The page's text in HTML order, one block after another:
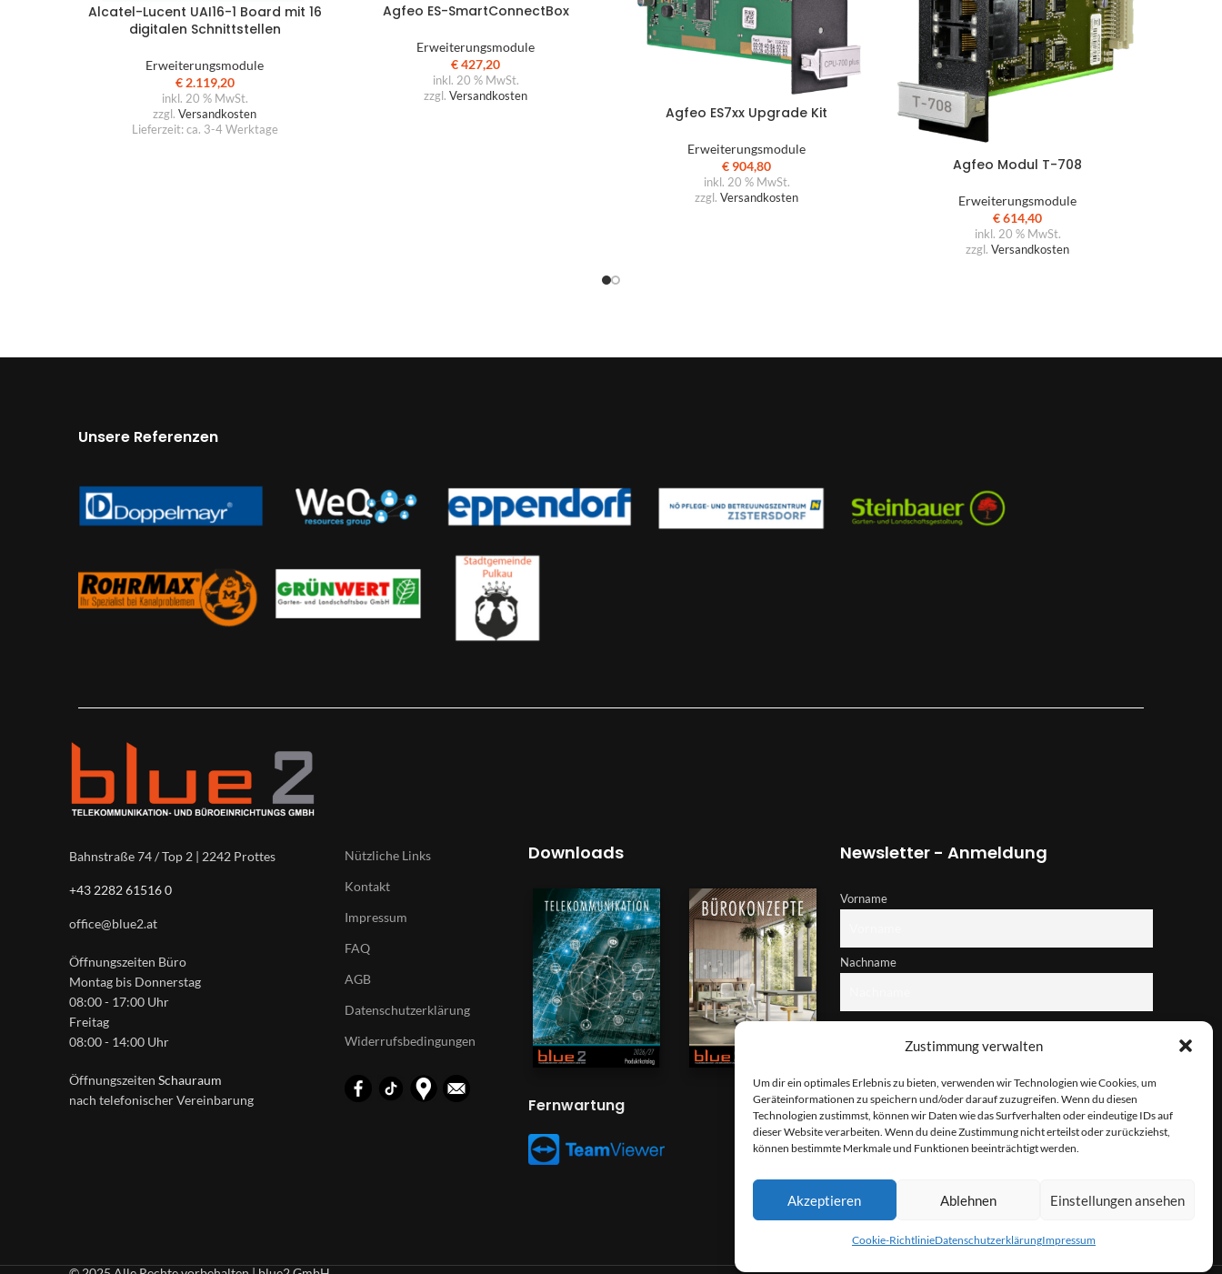
Zustimmung verwalten
Um dir ein optimales Erlebnis zu bieten, verwenden wir Technologien wie Cookies, um
Geräteinformationen zu speichern und/oder darauf zuzugreifen. Wenn du diesen
Technologien zustimmst, können wir Daten wie das Surfverhalten oder eindeutige IDs auf
dieser Website verarbeiten. Wenn du deine Zustimmung nicht erteilst oder zurückziehst,
können bestimmte Merkmale und Funktionen beeinträchtigt werden.
Akzeptieren Ablehnen Einstellungen ansehen
Cookie-RichtlinieDatenschutzerklärungImpressum
Alcatel-Lucent UAI16-1 Board mit 16
digitalen Schnittstellen
Erweiterungsmodule
€2.119,20
inkl. 20 % MwSt.
zzgl. Versandkosten
Lieferzeit: ca. 3-4 Werktage
Agfeo ES-SmartConnectBox
Erweiterungsmodule
€427,20
inkl. 20 % MwSt.
zzgl. Versandkosten
Agfeo ES7xx Upgrade Kit
Erweiterungsmodule
€ 904,80
inkl. 20 % MwSt.
zzgl. Versandkosten
Agfeo Modul T-708
Erweiterungsmodule
€614,40
inkl. 20 % MwSt.
zzgl. Versandkosten
Unsere Referenzen
Bahnstraße 74 / Top 2 | 2242 Prottes
+43 2282 61516 0
office@blue2.at
Öffnungszeiten Büro
Montag bis Donnerstag
08:00 - 17:00 Uhr
Freitag
08:00 - 14:00 Uhr
Öffnungszeiten Schauraum
nach telefonischer Vereinbarung
Nützliche Links
Kontakt
Impressum
FAQ
AGB
Datenschutzerklärung
Widerrufsbedingungen
Downloads
Fernwartung
Newsletter - Anmeldung
Vorname
Nachname
Hiermit akzeptiere ich die Datenschutzbestimmungen